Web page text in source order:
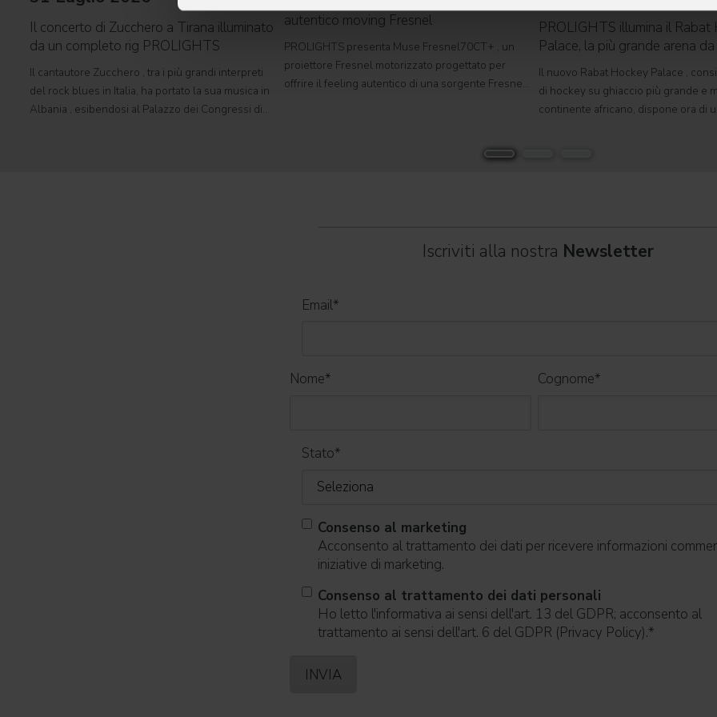
Il concerto di Zucchero a Tirana illuminato
da un completo rig PROLIGHTS
Il cantautore Zucchero , tra i più grandi interpreti
del rock blues in Italia, ha portato la sua musica in
Albania , esibendosi al Palazzo dei Congressi di
autentico moving Fresnel
PROLIGHTS presenta Muse Fresnel70CT+ , un
proiettore Fresnel motorizzato progettato per
offrire il feeling autentico di una sorgente Fresnel
PROLIGHTS illumina il Rabat
Palace, la più grande arena
d'Africa
Il nuovo Rabat Hockey Palace ,
di hockey su ghiaccio più grande e
continente africano, dispone ora di
Iscriviti alla nostra Newsletter
Email*
Nome* Cognome*
Stato*
Consenso al marketing
Acconsento al trattamento dei dati per ricevere informazioni
iniziative di marketing.
Consenso al trattamento dei dati personali
Ho letto l'informativa ai sensi dell'art. 13 del GDPR; acconsento al
trattamento ai sensi dell'art. 6 del GDPR (Privacy Policy).*